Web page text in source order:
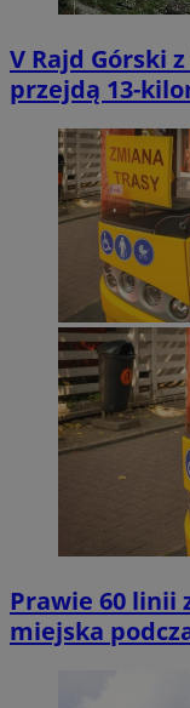
V Rajd Górski
przejdą 13-
Prawie 60 linii
miejska